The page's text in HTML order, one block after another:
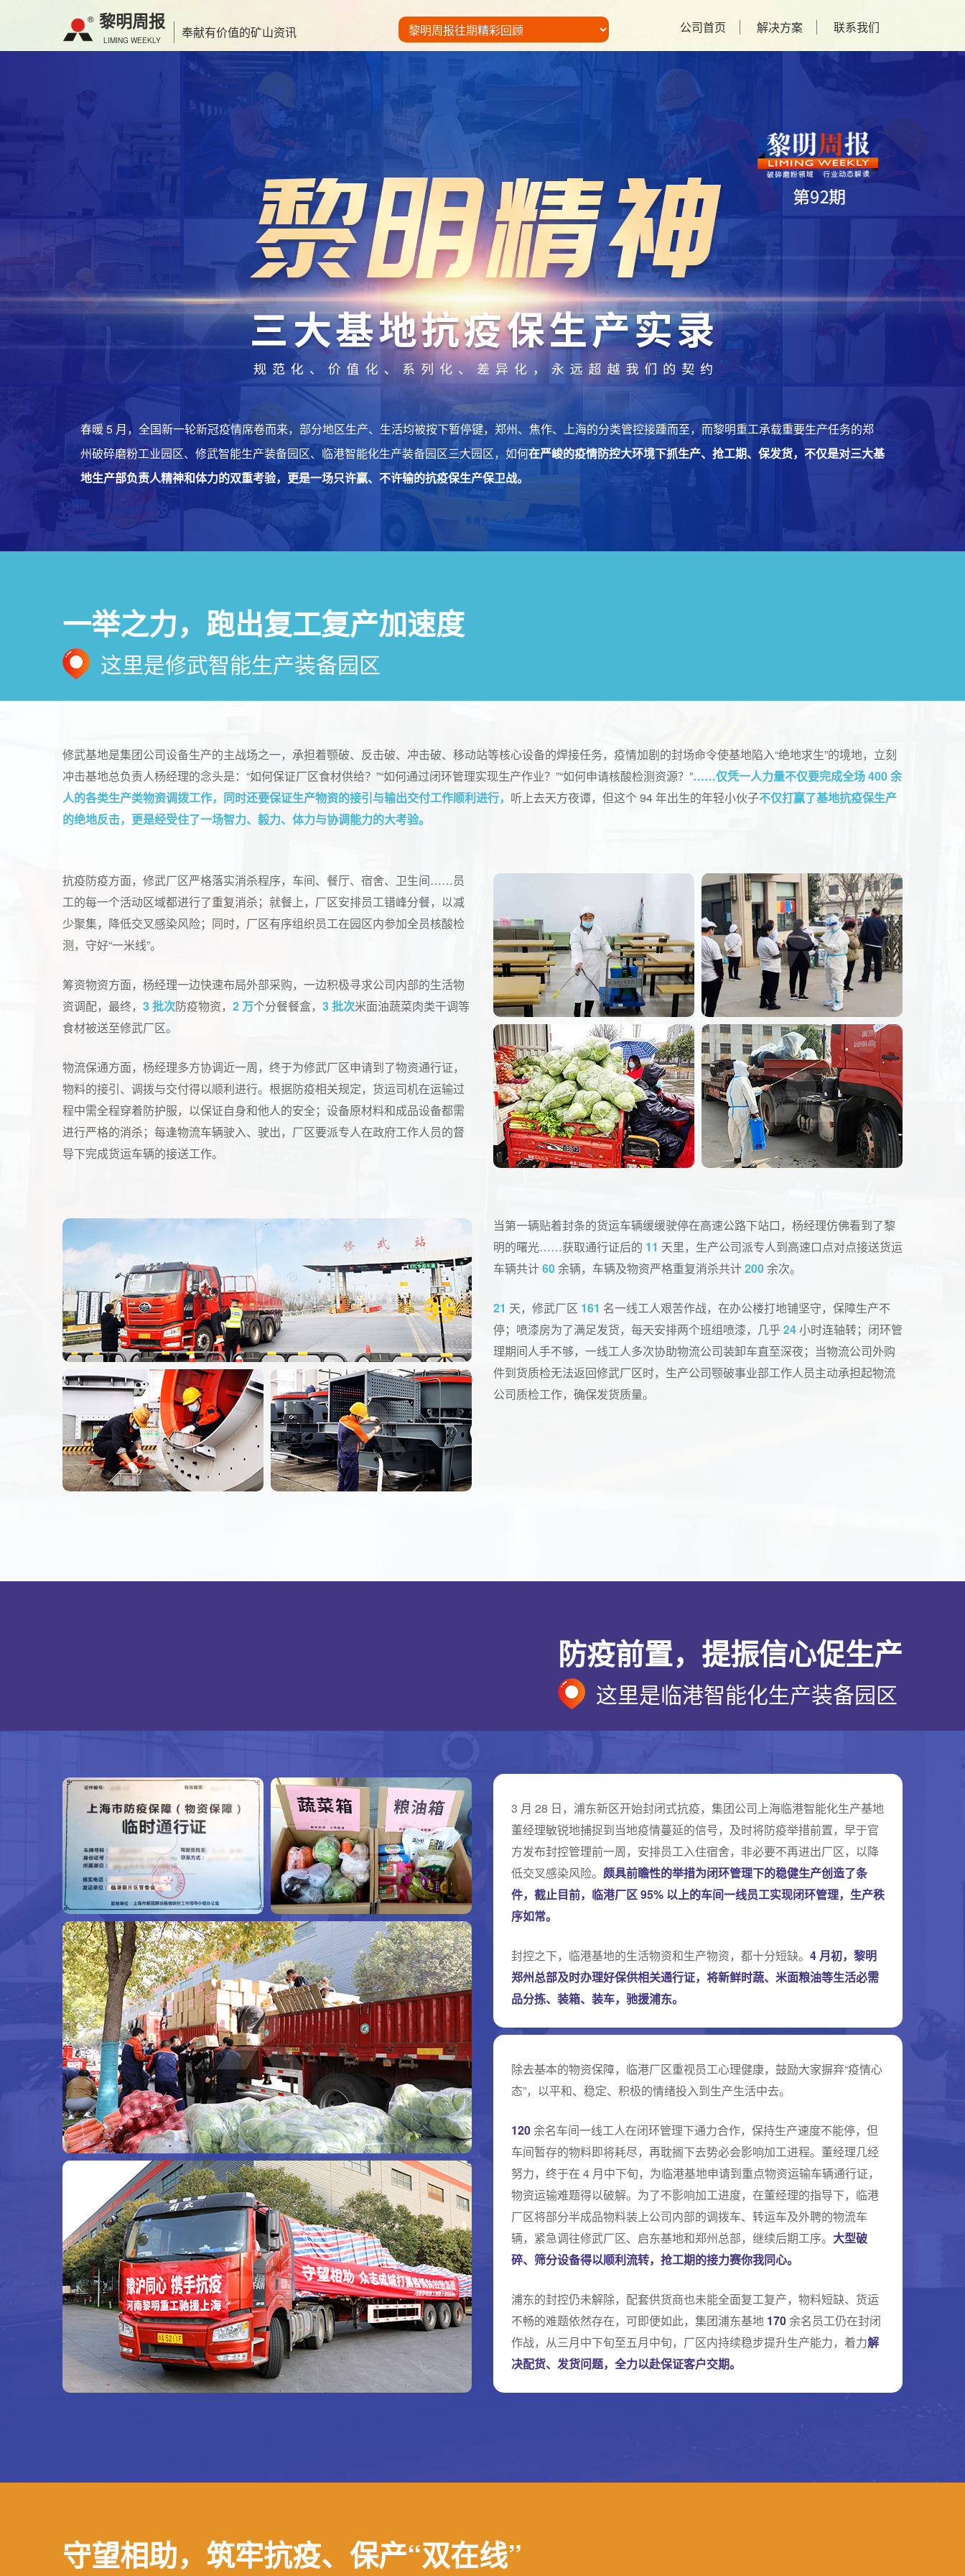
黎明周报
LIMING WEEKLY 奉献有价值的矿山资讯 公司首页 解决方案 联系我们
春暖 5 月，全国新一轮新冠疫情席卷而来，部分地区生产、生活均被按下暂停键，郑州、焦作、上海的分类管控接踵而至，而黎明重工承载重要生产任务的郑
州破碎磨粉工业园区、修武智能生产装备园区、临港智能化生产装备园区三大园区，如何在严峻的疫情防控大环境下抓生产、抢工期、保发货，不仅是对三大基
地生产部负责人精神和体力的双重考验，更是一场只许赢、不许输的抗疫保生产保卫战。
一举之力，跑出复工复产加速度
这里是修武智能生产装备园区
修武基地是集团公司设备生产的主战场之一，承担着颚破、反击破、冲击破、移动站等核心设备的焊接任务，疫情加剧的封场命令使基地陷入“绝地求生”的境地，立刻
冲击基地总负责人杨经理的念头是：“如何保证厂区食材供给？”“如何通过闭环管理实现生产作业？”“如何申请核酸检测资源？”……仅凭一人力量不仅要完成全场 400 余
人的各类生产类物资调拨工作，同时还要保证生产物资的接引与输出交付工作顺利进行， 听上去天方夜谭，但这个 94 年出生的年轻小伙子不仅打赢了基地抗疫保生产
的绝地反击，更是经受住了一场智力、毅力、体力与协调能力的大考验。
抗疫防疫方面，修武厂区严格落实消杀程序，车间、餐厅、宿舍、卫生间……员
工的每一个活动区域都进行了重复消杀；就餐上，厂区安排员工错峰分餐，以减
少聚集，降低交叉感染风险；同时，厂区有序组织员工在园区内参加全员核酸检
测，守好“一米线”。
筹资物资方面，杨经理一边快速布局外部采购，一边积极寻求公司内部的生活物
资调配，最终， 3 批次防疫物资， 2 万个分餐餐盒， 3 批次米面油蔬菜肉类干调等
食材被送至修武厂区。
物流保通方面，杨经理多方协调近一周，终于为修武厂区申请到了物资通行证，
物料的接引、调拨与交付得以顺利进行。根据防疫相关规定，货运司机在运输过
程中需全程穿着防护服，以保证自身和他人的安全；设备原材料和成品设备都需
进行严格的消杀；每逢物流车辆驶入、驶出，厂区要派专人在政府工作人员的督
导下完成货运车辆的接送工作。
当第一辆贴着封条的货运车辆缓缓驶停在高速公路下站口，杨经理仿佛看到了黎
明的曙光……获取通行证后的 11 天里，生产公司派专人到高速口点对点接送货运
车辆共计60余辆，车辆及物资严格重复消杀共计200余次。
21 天，修武厂区 161 名一线工人艰苦作战，在办公楼打地铺坚守，保障生产不
停；喷漆房为了满足发货，每天安排两个班组喷漆，几乎24小时连轴转；闭环管
理期间人手不够，一线工人多次协助物流公司装卸车直至深夜；当物流公司外购
件到货质检无法返回修武厂区时，生产公司颚破事业部工作人员主动承担起物流
公司质检工作，确保发货质量。
防疫前置，提振信心促生产
这里是临港智能化生产装备园区
3 月 28 日，浦东新区开始封闭式抗疫，集团公司上海临港智能化生产基地
董经理敏锐地捕捉到当地疫情蔓延的信号，及时将防疫举措前置，早于官
方发布封控管理前一周，安排员工入住宿舍，非必要不再进出厂区，以降
低交叉感染风险。 颇具前瞻性的举措为闭环管理下的稳健生产创造了条
件，截止目前，临港厂区 95% 以上的车间一线员工实现闭环管理，生产秩
序如常。
封控之下，临港基地的生活物资和生产物资，都十分短缺。 4 月初，黎明
郑州总部及时办理好保供相关通行证，将新鲜时蔬、米面粮油等生活必需
品分拣、装箱、装车，驰援浦东。
除去基本的物资保障，临港厂区重视员工心理健康，鼓励大家摒弃“疫情心
态”，以平和、稳定、积极的情绪投入到生产生活中去。
120余名车间一线工人在闭环管理下通力合作，保持生产速度不能停，但
车间暂存的物料即将耗尽，再耽搁下去势必会影响加工进程。董经理几经
努力，终于在 4 月中下旬，为临港基地申请到重点物资运输车辆通行证，
物资运输难题得以破解。为了不影响加工进度，在董经理的指导下，临港
厂区将部分半成品物料装上公司内部的调拨车、转运车及外聘的物流车
辆，紧急调往修武厂区、启东基地和郑州总部，继续后期工序。 大型破
碎、筛分设备得以顺利流转，抢工期的接力赛你我同心。
浦东的封控仍未解除，配套供货商也未能全面复工复产，物料短缺、货运
不畅的难题依然存在，可即便如此，集团浦东基地 170余名员工仍在封闭
作战，从三月中下旬至五月中旬，厂区内持续稳步提升生产能力，着力解
决配货、发货问题，全力以赴保证客户交期。
守望相助，筑牢抗疫、保产“双在线”